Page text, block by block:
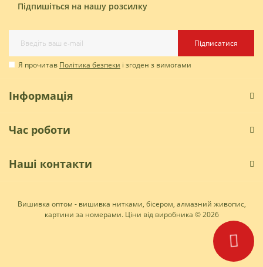
Підпишіться на нашу розсилку
Підписатися
Я прочитав Політика безпеки і згоден з вимогами
Інформація
Час роботи
Наші контакти
Вишивка оптом - вишивка нитками, бісером, алмазний живопис,
картини за номерами. Ціни від виробника © 2026